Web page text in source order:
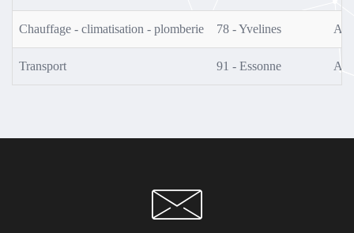
Chauffage - climatisation - plomberie 78 - Yvelines
Transport 91 - Essonne